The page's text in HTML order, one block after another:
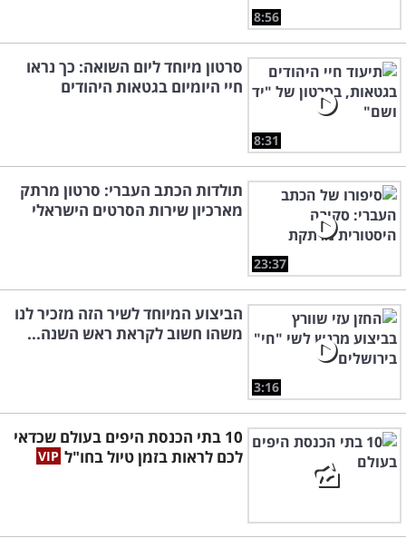
8:56
8:31
סרטון מיוחד ליום השואה: כך נראו
חיי היומיום בגטאות היהודים
23:37
תולדות הכתב העברי: סרטון מרתק
מארכיון שירות הסרטים הישראלי
3:16
הביצוע המיוחד לשיר הזה מזכיר לנו
משהו חשוב לקראת ראש השנה...
10 בתי הכנסת היפים בעולם שכדאי
לכם לראות בזמן טיול בחו"ל